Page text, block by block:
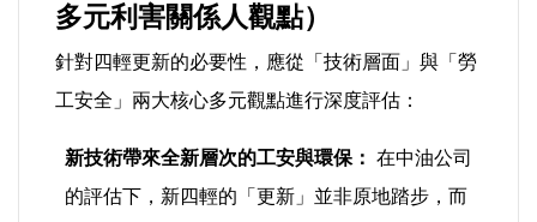
法制/司法/監督
考試/監察
多元利害關係人觀點）
針對四輕更新的必要性，應從「技術層面」與「勞
工安全」兩大核心多元觀點進行深度評估：
新技術帶來全新層次的工安與環保： 在中油公司
的評估下，新四輕的「更新」並非原地踏步，而